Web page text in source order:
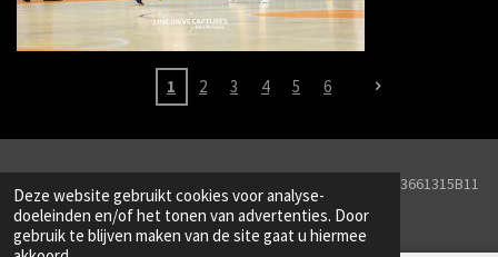
Deze website gebruikt cookies voor analyse-
doeleinden en/of het tonen van advertenties. Door
gebruik te blijven maken van de site gaat u hiermee
1 2 3 4 5 6
© 2026 Line Drive Captures KVK Nr. 82251657BTW Nr. NL003661315B11
Powered by JouwWeb